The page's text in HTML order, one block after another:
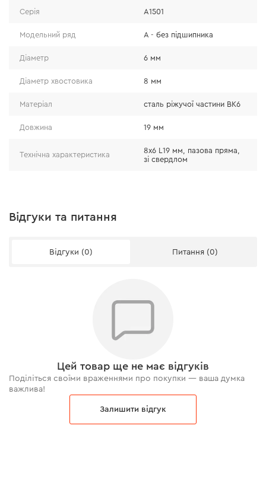
Серія А1501
Модельний ряд А - без підшипника
Діаметр 6 мм
Діаметр хвостовика 8 мм
Матеріал сталь ріжучої частини ВК6
Довжина 19 мм
Технічна характеристика
8x6 L19 мм, пазова пряма,
зі свердлом
Відгуки та питання
Відгуки (0) Питання (0)
Цей товар ще не має відгуків
Поділіться своїми враженнями про покупки — ваша думка
важлива!
Залишити відгук